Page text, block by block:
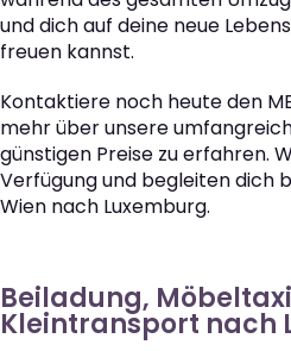
und dich auf deine neue
freuen kannst.
Kontaktiere noch heute den
mehr über unsere
günstigen Preise zu erfahren.
Verfügung und begleiten dich
Wien nach Luxemburg.
Beiladung,
Kleintransport nach